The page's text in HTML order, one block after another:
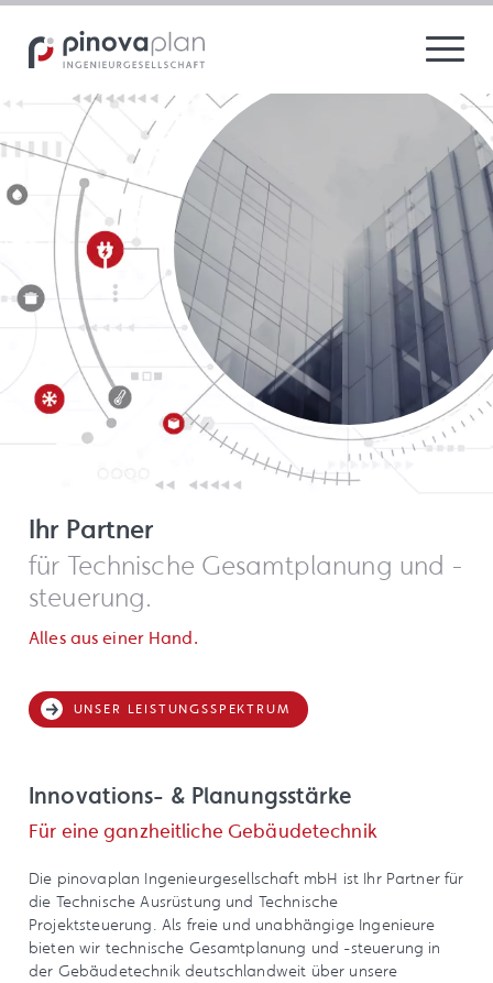
Ihr Partner
für Technische Gesamtplanung und -
steuerung.
Alles aus einer Hand.
UNSER LEISTUNGSSPEKTRUM
Innovations- & Planungsstärke
Für eine ganzheitliche Gebäudetechnik
Die pinovaplan Ingenieurgesellschaft mbH ist Ihr Partner für
die Technische Ausrüstung und Technische
Projektsteuerung. Als freie und unabhängige Ingenieure
bieten wir technische Gesamtplanung und -steuerung in
der Gebäudetechnik deutschlandweit über unsere